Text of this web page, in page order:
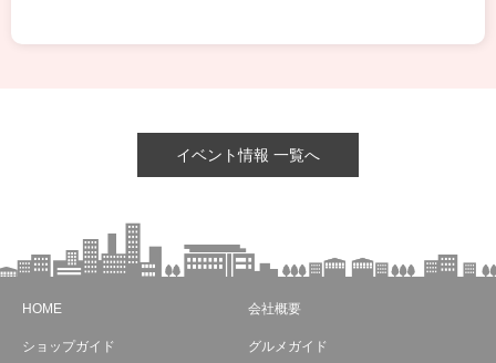
イベント情報 一覧へ
HOME 会社概要
ショップガイド グルメガイド